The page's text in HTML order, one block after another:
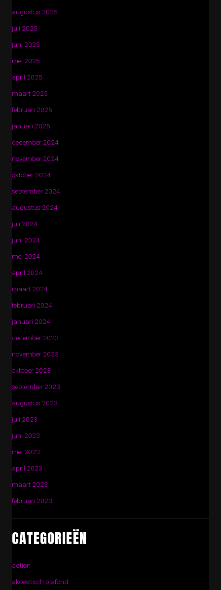
augustus 2025
juli 2025
juni 2025
mei 2025
april 2025
maart 2025
februari 2025
januari 2025
december 2024
november 2024
oktober 2024
september 2024
augustus 2024
juli 2024
juni 2024
mei 2024
april 2024
maart 2024
februari 2024
januari 2024
december 2023
november 2023
oktober 2023
september 2023
augustus 2023
juli 2023
juni 2023
mei 2023
april 2023
maart 2023
februari 2023
CATEGORIEËN
action
akoestisch plafond